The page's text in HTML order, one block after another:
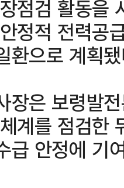
점검 활동을
정적 전력공
환으로 계획
장은 보령발
계를 점검한
급 안정에 기